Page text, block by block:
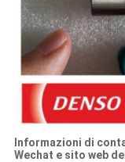
Informazioni di
Wechat e sito web